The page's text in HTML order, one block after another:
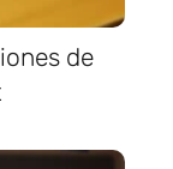
de